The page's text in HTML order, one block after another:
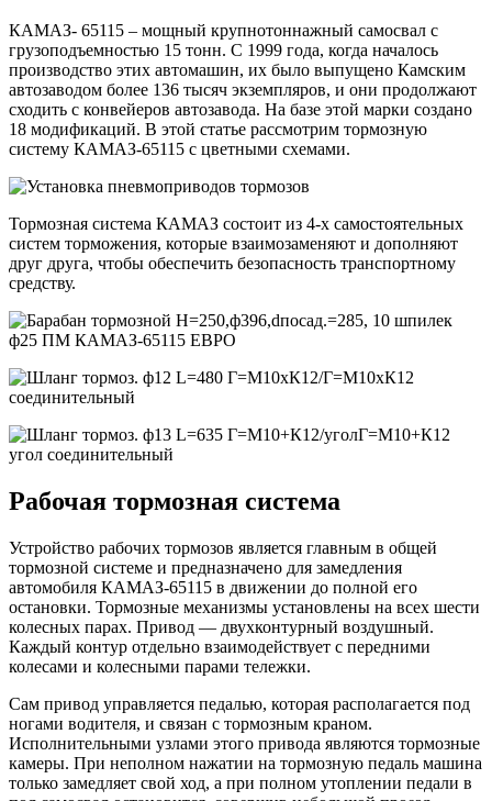
КАМАЗ- 65115 – мощный крупнотоннажный самосвал с
грузоподъемностью 15 тонн. С 1999 года, когда началось
производство этих автомашин, их было выпущено Камским
автозаводом более 136 тысяч экземпляров, и они продолжают
сходить с конвейеров автозавода. На базе этой марки создано
18 модификаций. В этой статье рассмотрим тормозную
систему КАМАЗ-65115 с цветными схемами.
Тормозная система КАМАЗ состоит из 4-х самостоятельных
систем торможения, которые взаимозаменяют и дополняют
друг друга, чтобы обеспечить безопасность транспортному
средству.
Рабочая тормозная система
Устройство рабочих тормозов является главным в общей
тормозной системе и предназначено для замедления
автомобиля КАМАЗ-65115 в движении до полной его
остановки. Тормозные механизмы установлены на всех шести
колесных парах. Привод — двухконтурный воздушный.
Каждый контур отдельно взаимодействует с передними
колесами и колесными парами тележки.
Сам привод управляется педалью, которая располагается под
ногами водителя, и связан с тормозным краном.
Исполнительными узлами этого привода являются тормозные
камеры. При неполном нажатии на тормозную педаль машина
только замедляет свой ход, а при полном утоплении педали в